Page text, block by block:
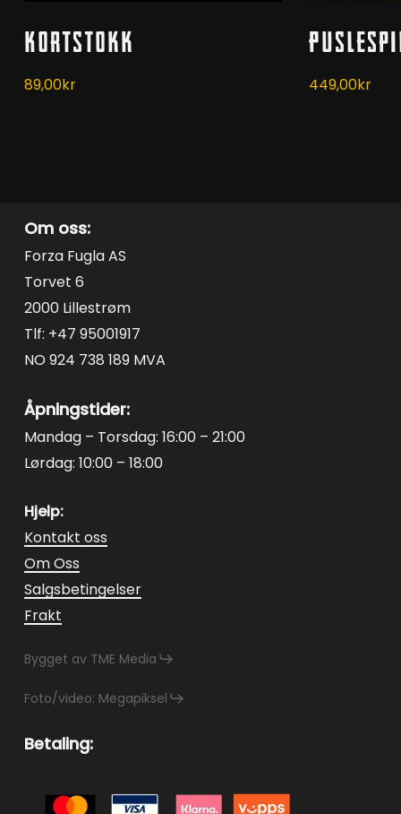
Kortstokk
89,00kr 449,00kr
Om oss:
Forza Fugla AS
Torvet 6
2000 Lillestrøm
Tlf: +47 95001917
NO 924 738 189 MVA
Åpningstider:
Mandag – Torsdag: 16:00 – 21:00
Lørdag: 10:00 – 18:00
Hjelp:
Kontakt oss
Om Oss
Salgsbetingelser
Frakt
Bygget av TME Media
Foto/video: Megapiksel
Betaling: